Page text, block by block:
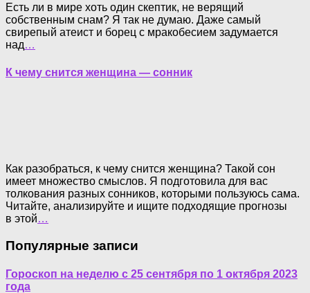
Есть ли в мире хоть один скептик, не верящий
собственным снам? Я так не думаю. Даже самый
свирепый атеист и борец с мракобесием задумается
над…
К чему снится женщина — сонник
Как разобраться, к чему снится женщина? Такой сон
имеет множество смыслов. Я подготовила для вас
толкования разных сонников, которыми пользуюсь сама.
Читайте, анализируйте и ищите подходящие прогнозы
в этой…
Популярные записи
Гороскоп на неделю с 25 сентября по 1 октября 2023
года